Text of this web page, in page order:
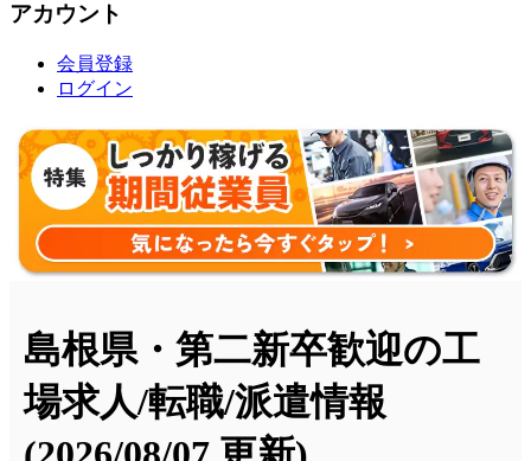
アカウント
会員登録
ログイン
島根県・第二新卒歓迎の工
場求人/転職/派遣情報